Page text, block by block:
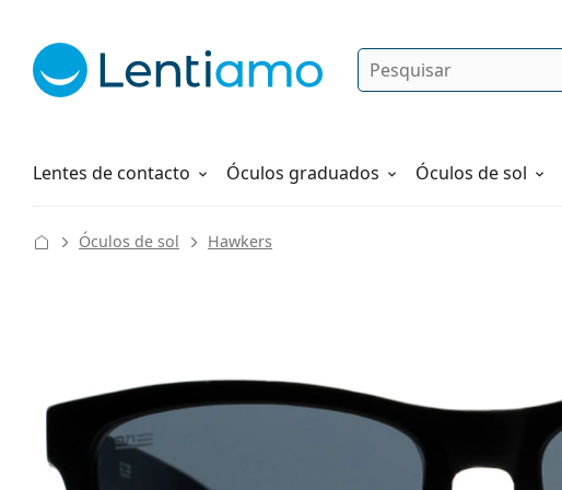
Pesquisar
Lentes de contacto
Líquidos Óculos graduados Óculos de sol
Como fazer um pedido
Óculos de sol Hawkers